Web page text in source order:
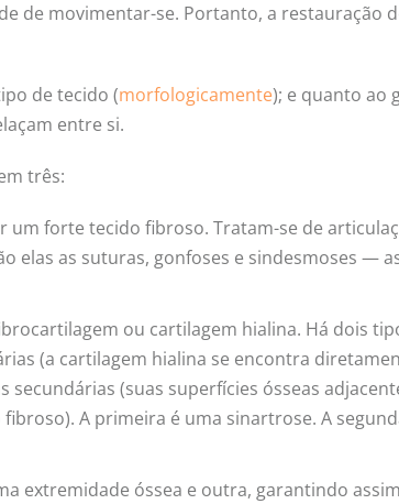
de movimentar-se. Portanto, a restauração
de tecido (morfologicamente); e quanto ao
entre si.
três:
um forte tecido fibroso. Tratam-se de
elas as suturas, gonfoses e sindesmoses —
ou cartilagem hialina. Há dois
(a cartilagem hialina se encontra
(suas superfícies ósseas
A primeira é uma sinartrose. A
extremidade óssea e outra, garantindo